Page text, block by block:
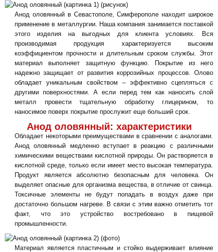
Анод оловянный в Севастополе, Симферополе находит широкое
применение в металлургии. Наша компания занимается поставкой
этого изделия на выгодных для клиента условиях. Вся
производимая продукция характеризуется высоким
коэффициентом прочности и длительным сроком службы. Этот
материал выполняет защитную функцию. Покрытие из него
надежно защищает от развития коррозийных процессов. Олово
обладает уникальным свойством – эффективно сцепляться с
другими поверхностями. А если перед тем как наносить слой
металл провести тщательную обработку глицерином, то
наносимое поверх покрытие прослужит еще больший срок.
Анод оловянный: характеристики
Обладает некоторыми преимуществами в сравнении с аналогами.
Анод оловянный медленно вступает в реакцию с различными
химическими веществами кислотной природы. Он растворяется в
кислотной среде, только если имеет место высокая температура.
Продукт является абсолютно безопасным для человека. Он
выделяет опасные для организма вещества, в отличие от свинца.
Токсичные элементы не будут попадать в воздух даже при
достаточно большом нагреве. В связи с этим важно отметить тот
факт, что это устройство востребовано в пищевой
промышленности.
Материал является пластичным и стойко выдерживает влияние